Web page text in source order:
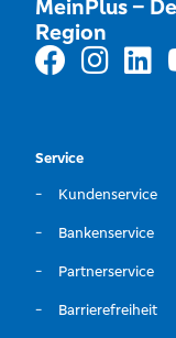
MeinPlus –
Region
Service
Kundenservice
Bankenservice
Partnerservice
Barrierefreiheit